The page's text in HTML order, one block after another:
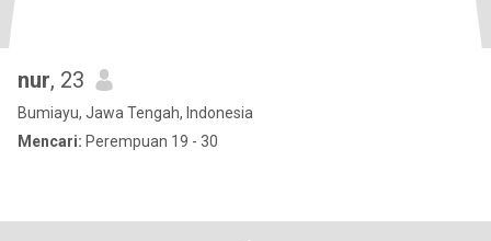
nur, 23
Bumiayu, Jawa Tengah, Indonesia
Mencari: Perempuan 19 - 30